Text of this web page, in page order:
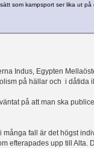
som kampsport ser lika ut på
Indus, Egypten
på hällar och i dåtida
på att man ska
fall är det högst
efterapades upp till Alta.